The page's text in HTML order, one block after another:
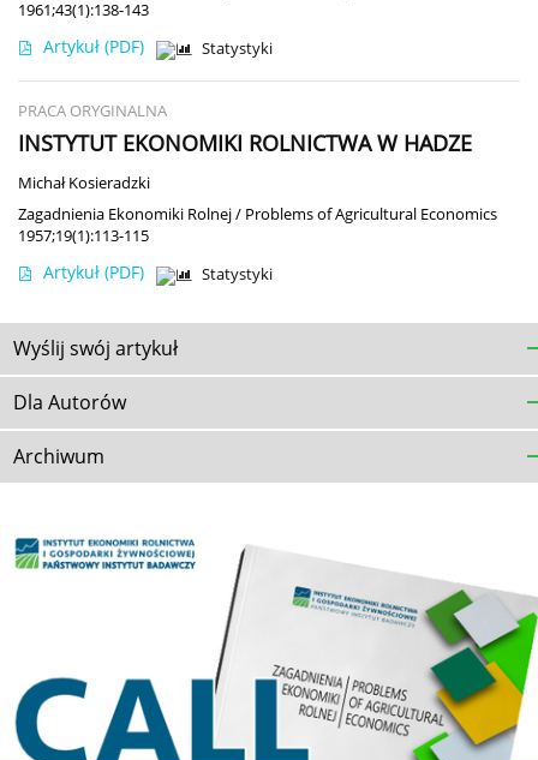
1961;43(1):138-143
Artykuł (PDF) Statystyki
PRACA ORYGINALNA
INSTYTUT EKONOMIKI ROLNICTWA W HADZE
Michał Kosieradzki
Zagadnienia Ekonomiki Rolnej / Problems of Agricultural Economics
1957;19(1):113-115
Artykuł (PDF) Statystyki
Wyślij swój artykuł
Dla Autorów
Archiwum